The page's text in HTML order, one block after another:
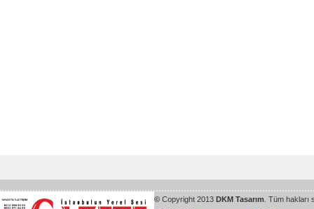
© Copyright 2013 DKM Tasarım . Tüm hakları